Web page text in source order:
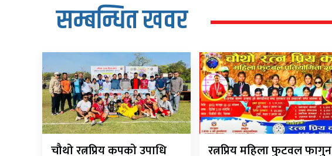
सम्बन्धित खवर
चौथो रत्नप्रिय कपको उपाधि
रत्नप्रिय महिला फुटवल फागुन